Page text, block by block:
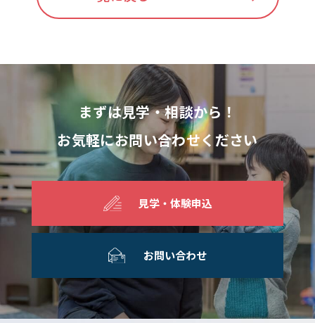
まずは見学・相談から！
お気軽にお問い合わせください
見学・体験申込
お問い合わせ